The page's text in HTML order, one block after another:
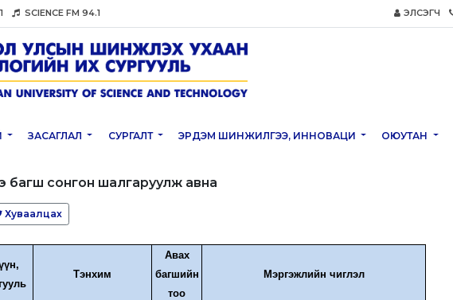
SCIENCE FM 94.1 ЭЛСЭГЧ
ЗАСАГЛАЛ СУРГАЛТ ЭРДЭМ ШИНЖИЛГЭЭ, ИННОВАЦИ ОЮУТАН
сонгон шалгаруулж авна
Хуваалцах
Тэнхим
Авах
багшийн
тоо
Мэргэжлийн чиглэл